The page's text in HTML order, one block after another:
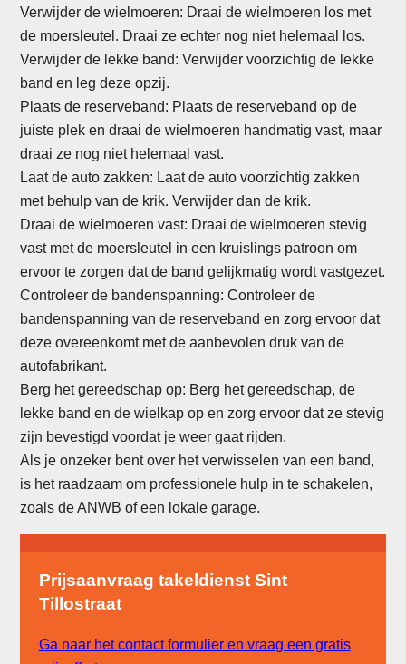
Verwijder de wielmoeren: Draai de wielmoeren los met
de moersleutel. Draai ze echter nog niet helemaal los.
Verwijder de lekke band: Verwijder voorzichtig de lekke
band en leg deze opzij.
Plaats de reserveband: Plaats de reserveband op de
juiste plek en draai de wielmoeren handmatig vast, maar
draai ze nog niet helemaal vast.
Laat de auto zakken: Laat de auto voorzichtig zakken
met behulp van de krik. Verwijder dan de krik.
Draai de wielmoeren vast: Draai de wielmoeren stevig
vast met de moersleutel in een kruislings patroon om
ervoor te zorgen dat de band gelijkmatig wordt vastgezet.
Controleer de bandenspanning: Controleer de
bandenspanning van de reserveband en zorg ervoor dat
deze overeenkomt met de aanbevolen druk van de
autofabrikant.
Berg het gereedschap op: Berg het gereedschap, de
lekke band en de wielkap op en zorg ervoor dat ze stevig
zijn bevestigd voordat je weer gaat rijden.
Als je onzeker bent over het verwisselen van een band,
is het raadzaam om professionele hulp in te schakelen,
zoals de ANWB of een lokale garage.
Prijsaanvraag takeldienst Sint
Tillostraat
Ga naar het contact formulier en vraag een gratis